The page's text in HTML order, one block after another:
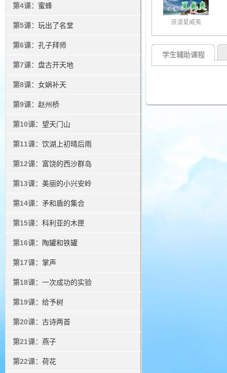
第4课： 蜜蜂
第5课： 玩出了名堂
第6课： 孔子拜师
第7课： 盘古开天地
第8课： 女娲补天
第9课： 赵州桥
第10课： 望天门山
第11课： 饮湖上初晴后雨
第12课： 富饶的西沙群岛
第13课： 美丽的小兴安岭
第14课： 矛和盾的集合
第15课： 科利亚的木匣
第16课： 陶罐和铁罐
第17课： 掌声
第18课： 一次成功的实验
第19课： 给予树
第20课： 古诗两首
第21课： 燕子
第22课： 荷花
浪漫夏威夷
学生辅助课程